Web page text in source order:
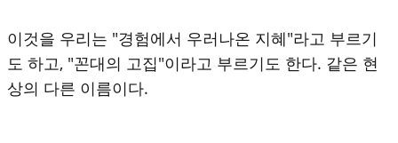
이것을 우리는 "경험에서 우러나온 지혜"라고 부르기
도 하고, "꼰대의 고집"이라고 부르기도 한다. 같은 현
상의 다른 이름이다.